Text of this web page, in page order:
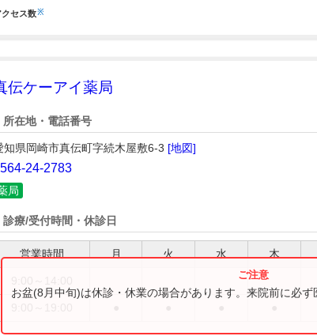
クセス数※
伝ケーアイ薬局
所在地・電話番号
知県岡崎市真伝町字続木屋敷6-3 [地図]
24-2783
局
診療/受付時間・休診日
営業時間 月 火 水 木
お盆(8月中旬)は休診・休業の場合があります。来院前に必ず